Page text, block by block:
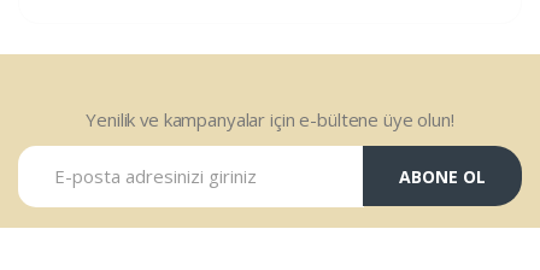
Yenilik ve kampanyalar için e-bültene üye olun!
ABONE OL